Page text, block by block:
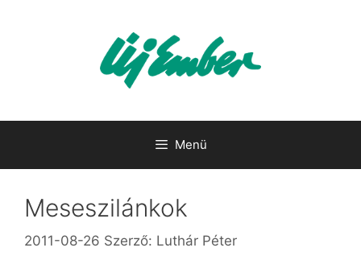
Menü
Meseszilánkok
2011-08-26 Szerző: Luthár Péter